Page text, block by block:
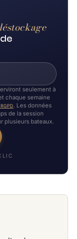
seulement à
chaque semaine
. Les données
de la session
plusieurs bateaux.